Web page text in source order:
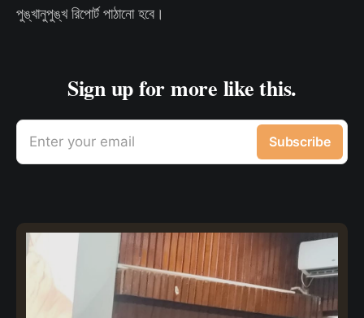
পুঙ্খানুপুঙ্খ রিপোর্ট পাঠানো হবে।
Sign up for more like this.
Enter your email Subscribe